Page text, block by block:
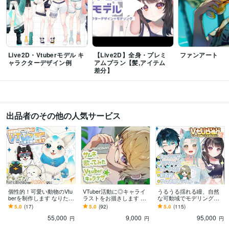
日商簿記検定2級 取得年 : 2024年
TOEIC 取得年 : 2023年
ビジネス・クリエイティブツール
Adobe Photoshop:4年CLIP STUDIO PAINT:13年Live2D:4年
Adobe Illustrator:2年OBS Studio:4年Vtube Studio:4年
ペイントツールSAI:5年
Wix:2年Adobe Premiere Pro:2年
ーデザイン・モデリング カットイラスト
イラスト イラストレーター アイコン デフォルメ ビジネス
Vtuber
2Dモデル
Live2D 動物イラスト Live2Dモデラー
語学力
英語 日常会話レベル
Live2D・Vtuberモデル キ
ャラクターデザイン例
【Live2D】全身・プレミ
アムプラン【髪,アイテム
差分】
ファンアート
出品者のその他の人気サービス
個性的！可愛い動物のVtu
berを制作します なりたい
を形に！お好きな動物を
オリジナルキャラクター
5.0 (17)
55,000 円
VTuber活動に◎キャライ
ラストをお描きします ア
イコン/歌ってみた/Live2D
モデル/キャラデザ制作可
5.0 (92)
9,000 円
うるうる揺れる瞳、自然
な可動域でモデリングし
ます モデリングのみもO
K！丁寧なヒアリングでご
5.0 (115)
95,000 円